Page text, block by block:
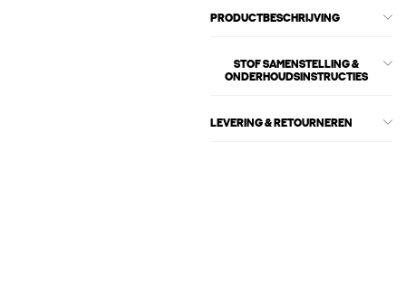
PRODUCTBESCHRIJVING
STOF SAMENSTELLING &
ONDERHOUDSINSTRUCTIES
LEVERING & RETOURNEREN